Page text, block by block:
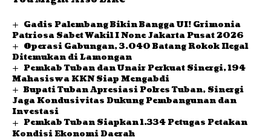
Gadis Palembang Bikin Bangga UI! Grimonia
Patriosa Sabet Wakil I None Jakarta Pusat 2026
Operasi Gabungan, 3.040 Batang Rokok Ilegal
Ditemukan di Lamongan
Pemkab Tuban dan Unair Perkuat Sinergi, 194
Mahasiswa KKN Siap Mengabdi
Bupati Tuban Apresiasi Polres Tuban, Sinergi
Jaga Kondusivitas Dukung Pembangunan dan
Investasi
Pemkab Tuban Siapkan 1.334 Petugas Petakan
Kondisi Ekonomi Daerah